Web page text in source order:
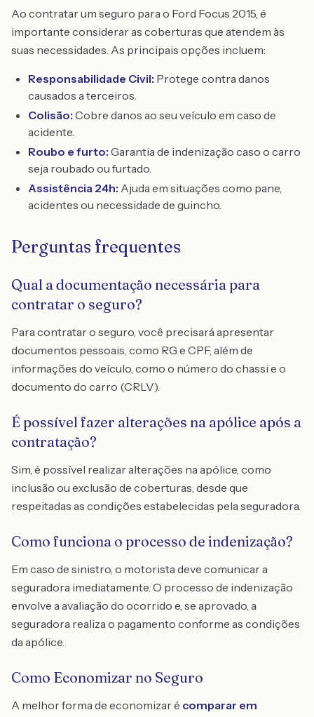
Ao contratar um seguro para o Ford Focus 2015, é
importante considerar as coberturas que atendem às
suas necessidades. As principais opções incluem:
Responsabilidade Civil: Protege contra danos
causados a terceiros.
Colisão: Cobre danos ao seu veículo em caso de
acidente.
Roubo e furto: Garantia de indenização caso o carro
seja roubado ou furtado.
Assistência 24h: Ajuda em situações como pane,
acidentes ou necessidade de guincho.
Perguntas frequentes
Qual a documentação necessária para
contratar o seguro?
Para contratar o seguro, você precisará apresentar
documentos pessoais, como RG e CPF, além de
informações do veículo, como o número do chassi e o
documento do carro (CRLV).
É possível fazer alterações na apólice após a
contratação?
Sim, é possível realizar alterações na apólice, como
inclusão ou exclusão de coberturas, desde que
respeitadas as condições estabelecidas pela seguradora.
Como funciona o processo de indenização?
Em caso de sinistro, o motorista deve comunicar a
seguradora imediatamente. O processo de indenização
envolve a avaliação do ocorrido e, se aprovado, a
seguradora realiza o pagamento conforme as condições
da apólice.
Como Economizar no Seguro
A melhor forma de economizar é comparar em